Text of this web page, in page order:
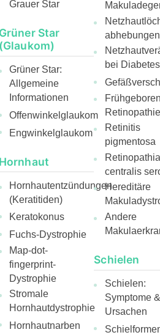
Grauer Star
Grüner Star
(Glaukom)
Grüner Star:
Allgemeine
Informationen
Offenwinkelglaukom
Engwinkelglaukom
Hornhaut
Hornhautentzündungen
(Keratitiden)
Keratokonus
Fuchs-Dystrophie
Map-dot-
fingerprint-
Dystrophie
Stromale
Hornhautdystrophie
Hornhautnarben
abhebungen
bei
Retinopathie
Retinitis
pigmentosa
Retinopathia
centralis
Hereditäre
Andere
Schielen
Schielen:
Symptome &
Ursachen